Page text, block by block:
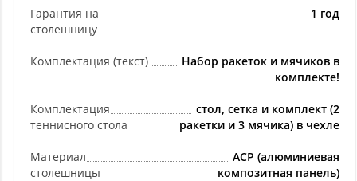
Гарантия на
столешницу
1 год
Комплектация (текст)
Набор ракеток и мячиков в
комплекте!
Комплектация
теннисного стола
стол, сетка и комплект (2
ракетки и 3 мячика) в чехле
Материал
столешницы
ACP (алюминиевая
композитная панель)